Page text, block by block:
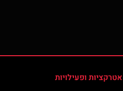
אטרקציות ופעילויות